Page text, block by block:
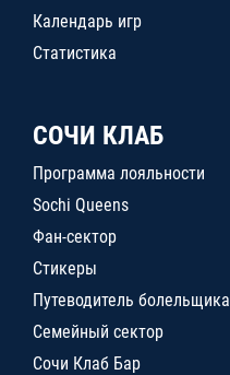
Календарь игр
Статистика
СОЧИ КЛАБ
Программа лояльности
Sochi Queens
Фан-сектор
Стикеры
Путеводитель болельщика
Семейный сектор
Сочи Клаб Бар